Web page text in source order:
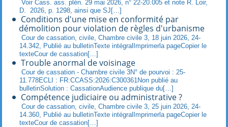
Voir Cass. ass. plén. 29 mai 2026, n° 22-20.005 et note R. Loir,
D. 2026, p. 1298, ainsi que SJ[…]
Conditions d'une mise en conformité par
démolition pour violation de règles d'urbanisme
Cour de cassation, civile, Chambre civile 3, 18 juin 2026, 24-
14.342, Publié au bulletinTexte intégralImprimerla pageCopier le
texteCour de cassation[…]
Trouble anormal de voisinage
Cour de cassation - Chambre civile 3N° de pourvoi : 25-
11.778ECLI : FR:CCASS:2026:C300361Non publié au
bulletinSolution : CassationAudience publique du[…]
Compétence judiciaire ou administrative ?
Cour de cassation, civile, Chambre civile 3, 25 juin 2026, 24-
14.360, Publié au bulletinTexte intégralImprimerla pageCopier le
texteCour de cassation[…]